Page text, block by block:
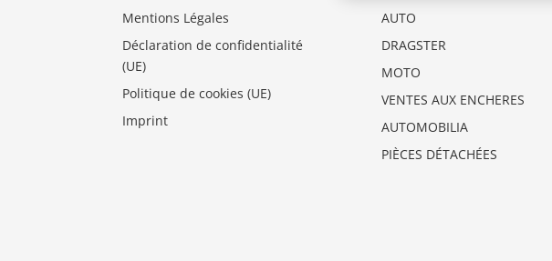
Mentions Légales
Déclaration de confidentialité
(UE)
Politique de cookies (UE)
Imprint
AUTO
DRAGSTER
MOTO
VENTES AUX ENCHERES
AUTOMOBILIA
PIÈCES DÉTACHÉES